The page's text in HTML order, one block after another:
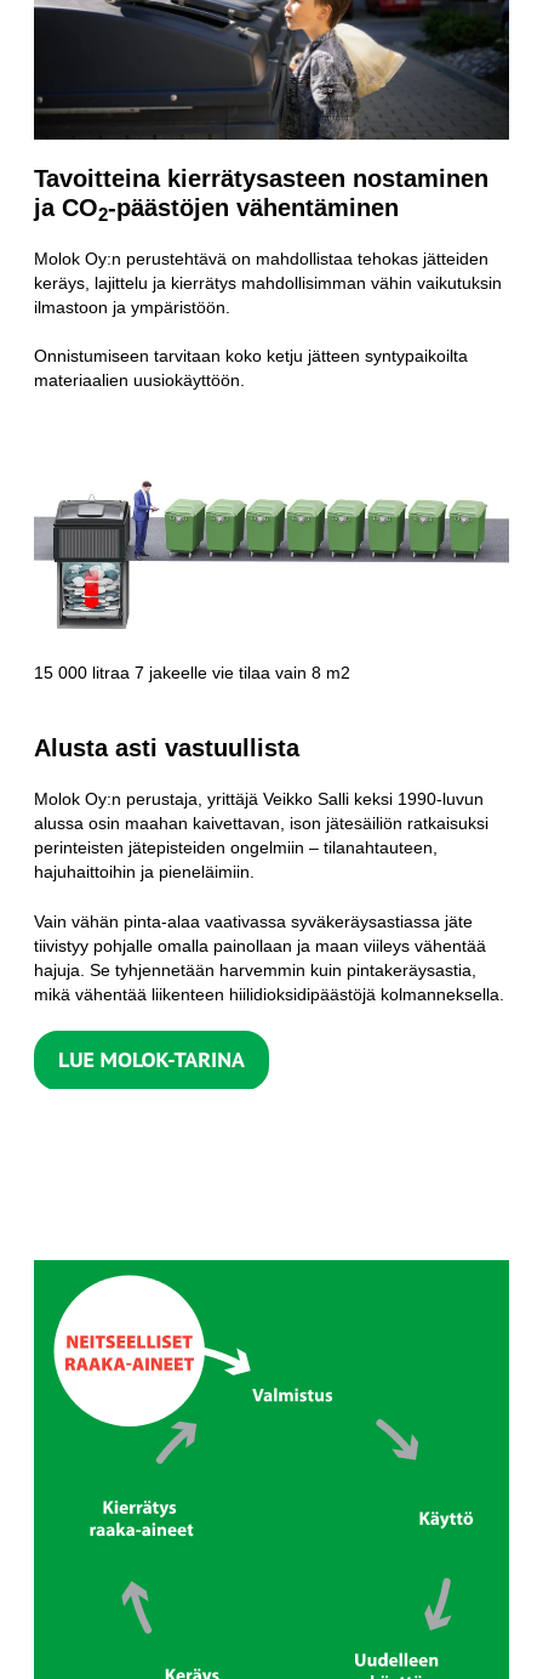
Tavoitteina kierrätysasteen nostaminen
ja CO2-päästöjen vähentäminen
Molok Oy:n perustehtävä on mahdollistaa tehokas jätteiden
keräys, lajittelu ja kierrätys mahdollisimman vähin vaikutuksin
ilmastoon ja ympäristöön.
Onnistumiseen tarvitaan koko ketju jätteen syntypaikoilta
materiaalien uusiokäyttöön.
15 000 litraa 7 jakeelle vie tilaa vain 8 m2
Alusta asti vastuullista
Molok Oy:n perustaja, yrittäjä Veikko Salli keksi 1990-luvun
alussa osin maahan kaivettavan, ison jätesäiliön ratkaisuksi
perinteisten jätepisteiden ongelmiin – tilanahtauteen,
hajuhaittoihin ja pieneläimiin.
Vain vähän pinta-alaa vaativassa syväkeräysastiassa jäte
tiivistyy pohjalle omalla painollaan ja maan viileys vähentää
hajuja. Se tyhjennetään harvemmin kuin pintakeräysastia,
mikä vähentää liikenteen hiilidioksidipäästöjä kolmanneksella.